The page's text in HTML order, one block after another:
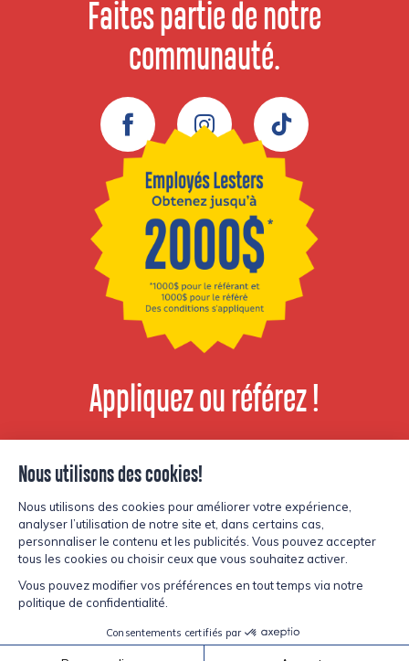
Faites partie de notre
communauté.
Facebook Instagram TikTok
Appliquez ou référez !
Voir les postes
disponibles
© Copyright Lesters 2026Politique de confidentialitéSite parKryzalid